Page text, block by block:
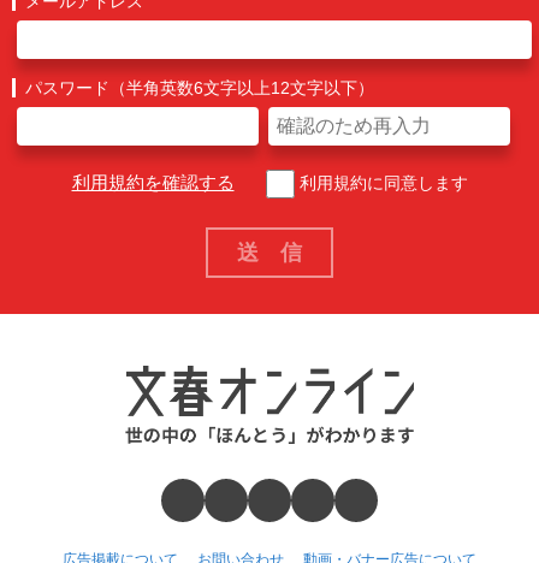
パスワード（半角英数6文字以上12文字以下）
利用規約を確認する 利用規約に同意します
広告掲載について お問い合わせ 動画・バナー広告について